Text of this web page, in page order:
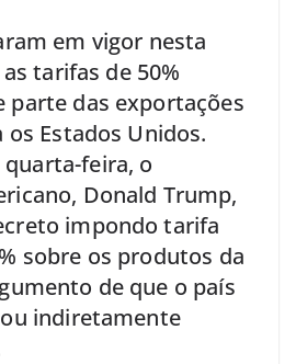
em vigor nesta
tarifas de 50%
parte das exportações
Estados Unidos.
feira, o
Donald Trump,
impondo tarifa
sobre os produtos da
de que o país
indiretamente